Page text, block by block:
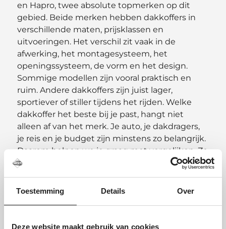
Toestemming Details Over
Deze website maakt gebruik van cookies
en Hapro, twee absolute topmerken op dit
gebied. Beide merken hebben dakkoffers in
verschillende maten, prijsklassen en
uitvoeringen. Het verschil zit vaak in de
afwerking, het montagesysteem, het
openingssysteem, de vorm en het design.
Sommige modellen zijn vooral praktisch en
ruim. Andere dakkoffers zijn juist lager,
sportiever of stiller tijdens het rijden. Welke
dakkoffer het beste bij je past, hangt niet
alleen af van het merk. Je auto, je dakdragers,
je reis en je budget zijn minstens zo belangrijk.
Daarom helpen we je graag met vergelijken. Zo
weet je zeker dat je een dakkoffer koopt die
past bij jouw situatie.
Dakkoffer laten
monteren of thuis